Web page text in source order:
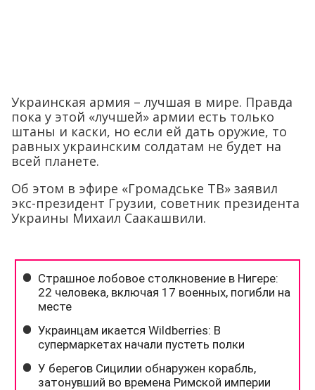
Украинская армия – лучшая в мире. Правда
пока у этой «лучшей» армии есть только
штаны и каски, но если ей дать оружие, то
равных украинским солдатам не будет на
всей планете.
Об этом в эфире «Громадське ТВ» заявил
экс-президент Грузии, советник президента
Украины Михаил Саакашвили.